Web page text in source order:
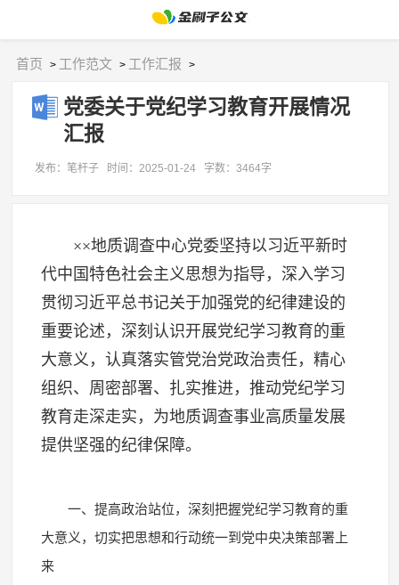
首页 > 工作范文 > 工作汇报 >
党委关于党纪学习教育开展情况
汇报
发布：笔杆子 时间：2025-01-24 字数：3464字
××地质调查中心党委坚持以习近平新时
代中国特色社会主义思想为指导，深入学习
贯彻习近平总书记关于加强党的纪律建设的
重要论述，深刻认识开展党纪学习教育的重
大意义，认真落实管党治党政治责任，精心
组织、周密部署、扎实推进，推动党纪学习
教育走深走实，为地质调查事业高质量发展
提供坚强的纪律保障。
一、提高政治站位，深刻把握党纪学习教育的重
大意义，切实把思想和行动统一到党中央决策部署上
来